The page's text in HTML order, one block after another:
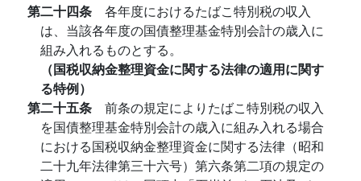
第二十四条 各年度におけるたばこ特別税の収入
は、当該各年度の国債整理基金特別会計の歳入に
組み入れるものとする。
（国税収納金整理資金に関する法律の適用に関す
る特例）
第二十五条 前条の規定によりたばこ特別税の収入
を国債整理基金特別会計の歳入に組み入れる場合
における国税収納金整理資金に関する法律（昭和
二十九年法律第三十六号）第六条第二項の規定の